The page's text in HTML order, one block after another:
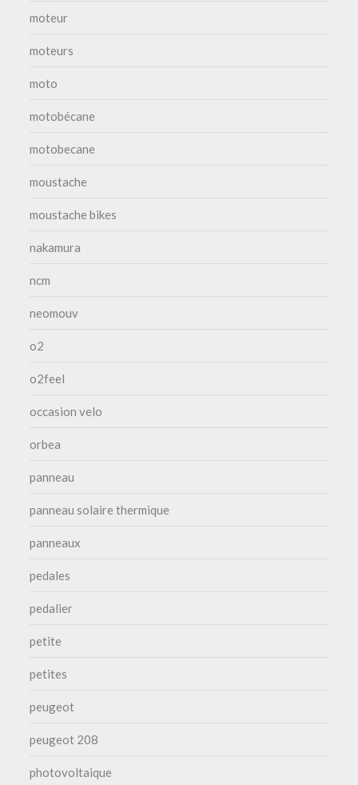
moteur
moteurs
moto
motobécane
motobecane
moustache
moustache bikes
nakamura
ncm
neomouv
o2
o2feel
occasion velo
orbea
panneau
panneau solaire thermique
panneaux
pedales
pedalier
petite
petites
peugeot
peugeot 208
photovoltaique